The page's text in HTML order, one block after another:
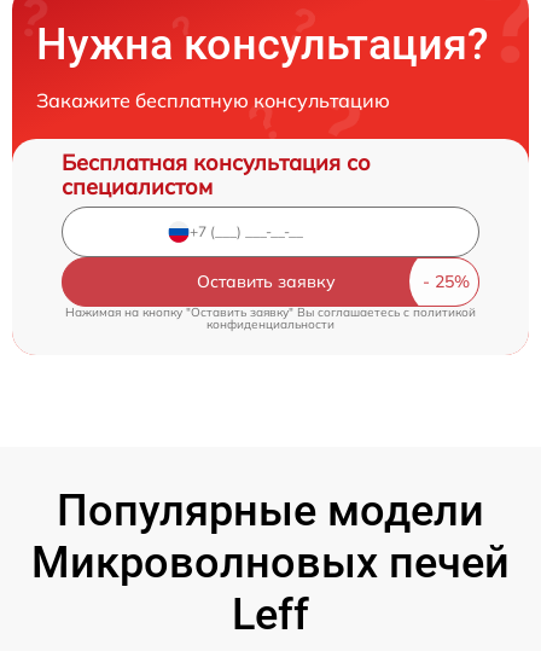
Нужна консультация?
Закажите бесплатную консультацию
Бесплатная консультация со
специалистом
Оставить заявку
Нажимая на кнопку "Оставить заявку" Вы соглашаетесь cполитикой
конфиденциальности
Популярные модели
Микроволновых печей
Leff